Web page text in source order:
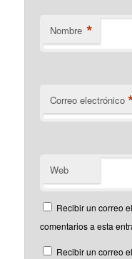
Nombre *
Correo electrónico
Web
Recibir un correo
comentarios a esta
Recibir un correo